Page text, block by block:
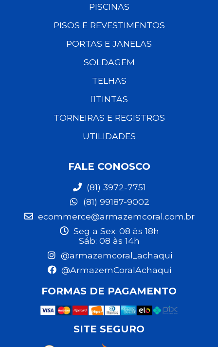
PISCINAS
PISOS E REVESTIMENTOS
PORTAS E JANELAS
SOLDAGEM
TELHAS
TINTAS
TORNEIRAS E REGISTROS
UTILIDADES
FALE CONOSCO
(81) 3972-7751
(81) 99187-9002
ecommerce@armazemcoral.com.br
Seg a Sex: 08 às 18h
Sáb: 08 às 14h
@armazemcoral_achaqui
@ArmazemCoralAchaqui
FORMAS DE PAGAMENTO
SITE SEGURO